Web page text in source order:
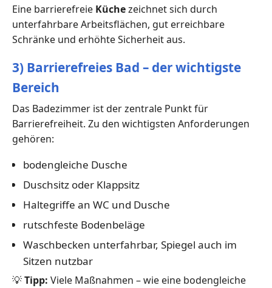
Eine barrierefreie Küchezeichnet sich durch
unterfahrbare Arbeitsflächen, gut erreichbare
Schränke und erhöhte Sicherheit aus.
3) Barrierefreies Bad – der wichtigste
Bereich
Das Badezimmer ist der zentrale Punkt für
Barrierefreiheit. Zu den wichtigsten Anforderungen
gehören:
bodengleiche Dusche
Duschsitz oder Klappsitz
Haltegriffe an WC und Dusche
rutschfeste Bodenbeläge
Waschbecken unterfahrbar, Spiegel auch im
Sitzen nutzbar
💡Tipp: Viele Maßnahmen – wie eine bodengleiche